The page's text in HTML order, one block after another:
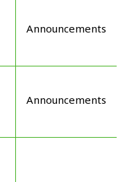
Announcements
Announcements